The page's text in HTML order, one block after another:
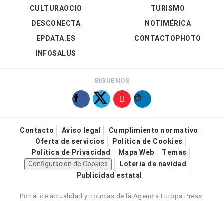
CULTURAOCIO
DESCONECTA
EPDATA.ES
INFOSALUS
TURISMO
NOTIMÉRICA
CONTACTOPHOTO
SÍGUENOS
Contacto Aviso legal
Cumplimiento normativo
Oferta de servicios
Política de Cookies
Política de Privacidad
Mapa Web
Temas
Configuración de Cookies
Loteria de navidad
Publicidad estatal
Portal de actualidad y noticias de la Agencia Europa Press.